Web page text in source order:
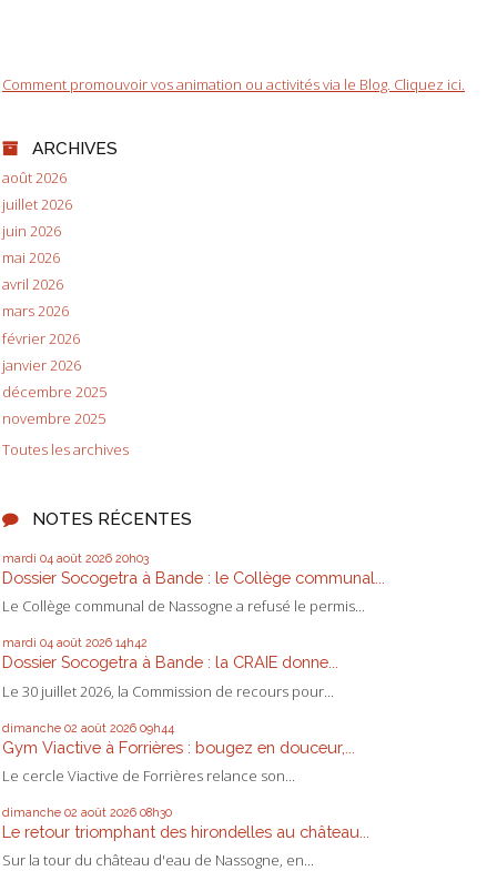
Comment promouvoir vos animation ou activités via le Blog. Cliquez ici.
ARCHIVES
août 2026
juillet 2026
juin 2026
mai 2026
avril 2026
mars 2026
février 2026
janvier 2026
décembre 2025
novembre 2025
Toutes les archives
NOTES RÉCENTES
mardi 04 août 2026 20h03
Dossier Socogetra à Bande : le Collège communal...
Le Collège communal de Nassogne a refusé le permis...
mardi 04 août 2026 14h42
Dossier Socogetra à Bande : la CRAIE donne...
Le 30 juillet 2026, la Commission de recours pour...
dimanche 02 août 2026 09h44
Gym Viactive à Forrières : bougez en douceur,...
Le cercle Viactive de Forrières relance son...
dimanche 02 août 2026 08h30
Le retour triomphant des hirondelles au château...
Sur la tour du château d'eau de Nassogne, en...